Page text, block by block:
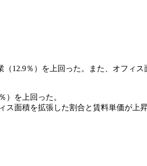
12.9％）を上回った。また、オフィ
）を上回った。
面積を拡張した割合と賃料単価が上